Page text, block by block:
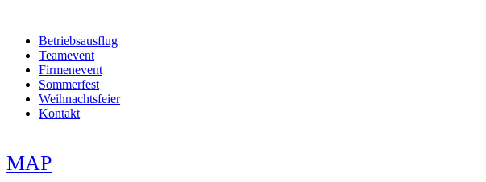
Betriebsausflug
Teamevent
Firmenevent
Sommerfest
Weihnachtsfeier
Kontakt
MAP